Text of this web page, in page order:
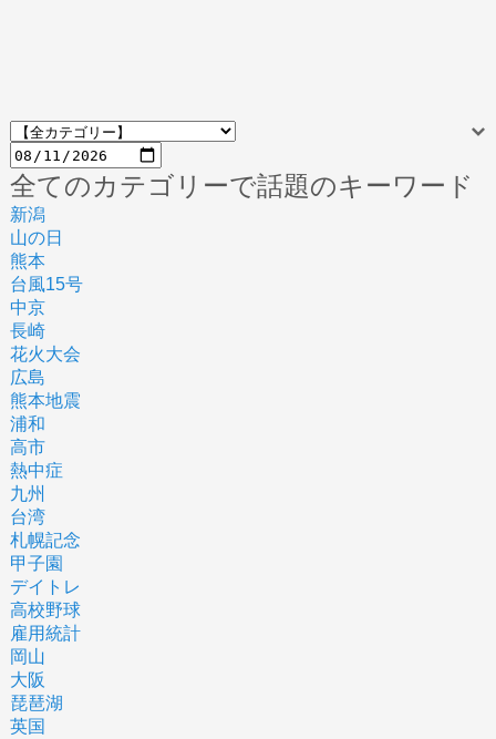
全てのカテゴリーで話題のキーワード
新潟
山の日
熊本
台風15号
中京
長崎
花火大会
広島
熊本地震
浦和
高市
熱中症
九州
台湾
札幌記念
甲子園
デイトレ
高校野球
雇用統計
岡山
大阪
琵琶湖
英国